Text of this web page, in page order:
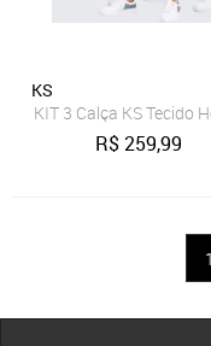
KS
KIT 3 Calça KS Tecido
R$259,99
1